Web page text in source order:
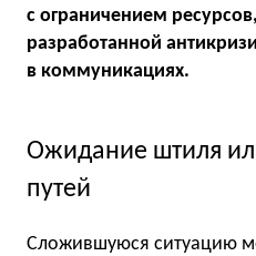
с ограничением
разработанной
в коммуникациях.
Ожидание штиля
путей
Сложившуюся ситуацию